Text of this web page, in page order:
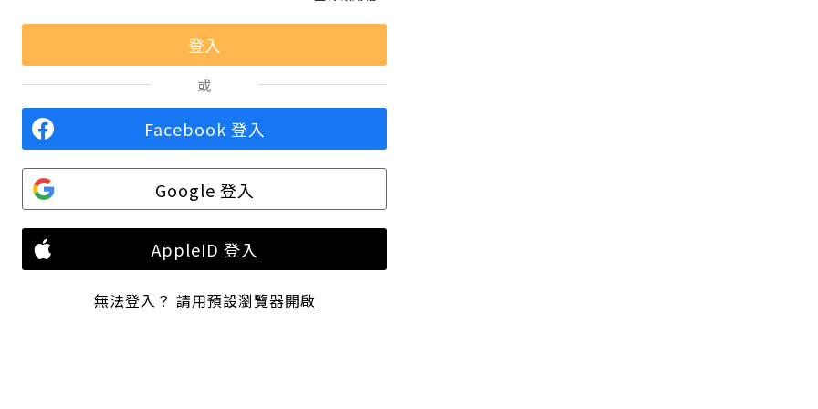
或
Facebook 登入
Google 登入
AppleID 登入
無法登入？ 請用預設瀏覽器開啟